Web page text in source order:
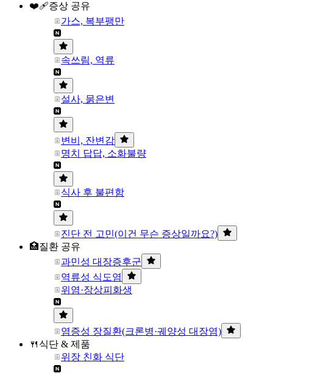
❤️‍🩹증상 공유
가스, 복부팽만
속쓰림, 역류
설사, 묽은변
변비, 잔변감
명치 답답, 소화불량
식사 후 불편함
진단 전 고민(이건 무슨 증상일까요?)
🏥질환 공유
과민성 대장증후군
역류성 식도염
위염·장상피화생
염증성 장질환(크론병·궤양성 대장염)
🍴식단 & 제품
위장 친화 식단